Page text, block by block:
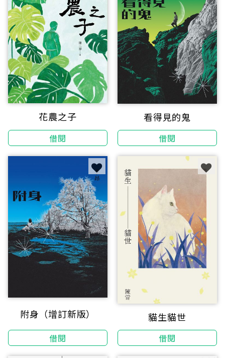
花農之子
借閱
看得見的鬼
借閱
附身（增訂新版）
借閱
貓生貓世
借閱